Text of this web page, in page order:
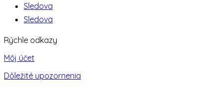
Sledova
Sledova
Rýchle odkazy
Môj účet
Dôležité upozornenia